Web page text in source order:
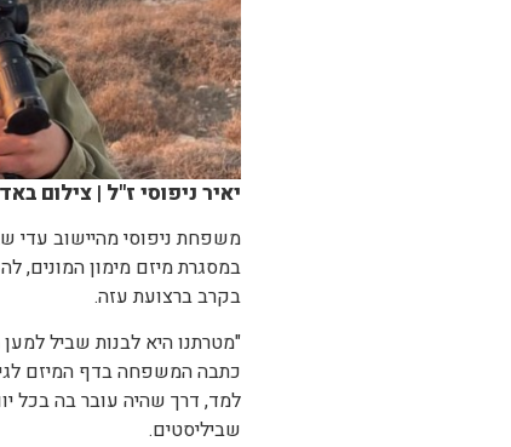
יאיר ניפוסי ז"ל | צילום
משפחת ניפוסי מהיישוב עדי
במסגרת מיזם מימון המונים,
בקרב ברצועת עזה.
"מטרתנו היא לבנות שביל
כתבה המשפחה בדף המיזם
למד, דרך שהיה עובר בה בכל
שביליסטים.